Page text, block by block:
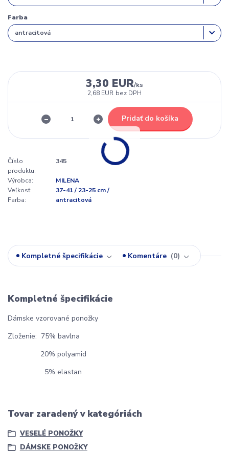
Farba
3,30 EUR/ks
2,68 EUR bez DPH
Pridať do košíka
Číslo
produktu:
345
Výrobca:
MILENA
Veľkosť:
37-41 / 23-25 cm /
Farba:
antracitová
Kompletné špecifikácie Komentáre 0
Kompletné špecifikácie
Dámske vzorované ponožky
Zloženie: 75% bavlna
20% polyamid
5% elastan
Tovar zaradený v kategóriách
VESELÉ PONOŽKY
DÁMSKE PONOŽKY